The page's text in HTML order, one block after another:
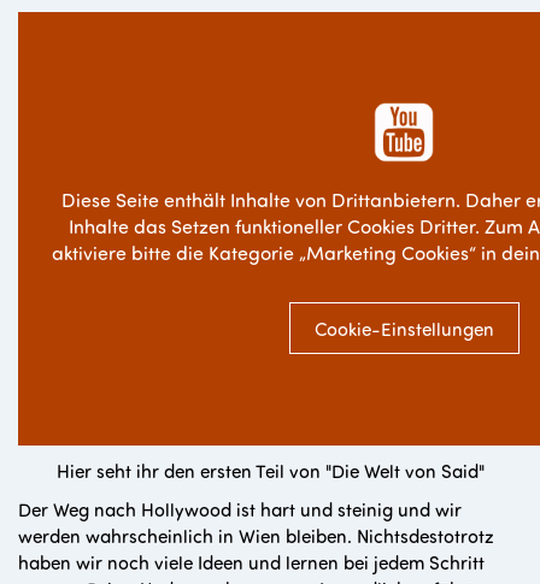
Diese Seite enthält Inhalte von Drittanbietern. Daher
Inhalte das Setzen funktioneller Cookies Dritter. Zum
aktiviere bitte die Kategorie „Marketing Cookies“ in
Cookie-Einstellungen
Hier seht ihr den ersten Teil von "Die Welt von Said"
Der Weg nach Hollywood ist hart und steinig und wir
werden wahrscheinlich in Wien bleiben. Nichtsdestotrotz
haben wir noch viele Ideen und lernen bei jedem Schritt